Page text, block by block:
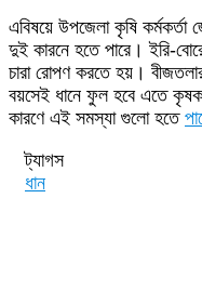
এবিষয়ে উপজেলা কৃষি
দুই কারনে হতে পারে। ইরি-
চারা রোপণ করতে হয়। বীজতলার
বয়সেই ধানে ফুল হবে এতে কৃষক
কারণে এই সমস্যা গুলো হতে
ট্যাগস
ধান